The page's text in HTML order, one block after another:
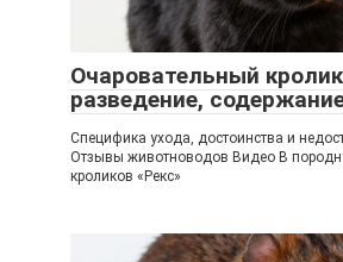
Очаровательный
разведение,
Специфика ухода, достоинства и
Отзывы животноводов Видео В
кроликов «Рекс»